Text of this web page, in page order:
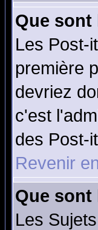
Que sont
Les Post-
première
devriez
c'est
des Post-
Revenir
Que
Les